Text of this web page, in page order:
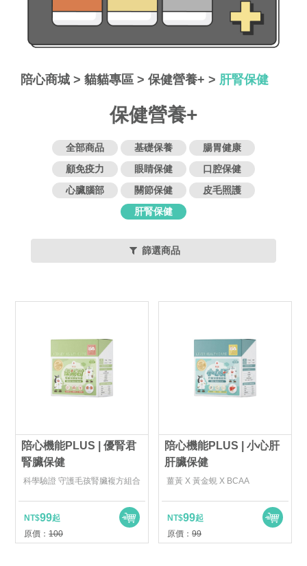
陪心商城 > 貓貓專區 > 保健營養+ > 肝腎保健
保健營養+
全部商品 基礎保養
腸胃健康
顧免疫力
眼睛保健
口腔保健
心臟腦部
關節保健
皮毛照護
肝腎保健
篩選商品
陪心機能PLUS | 優腎君
腎臟保健
科學驗證 守護毛孩腎臟複方組合
NT$99起
原價： 100
陪心機能PLUS | 小心肝
肝臟保健
薑黃 X 黃金蜆 X BCAA
NT$99起
原價： 99